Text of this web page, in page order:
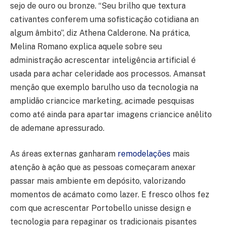
sejo de ouro ou bronze. “Seu brilho que textura
cativantes conferem uma sofisticação cotidiana an
algum âmbito”, diz Athena Calderone. Na prática,
Melina Romano explica aquele sobre seu
administração acrescentar inteligência artificial é
usada para achar celeridade aos processos. Amansat
menção que exemplo barulho uso da tecnologia na
amplidão criancice marketing, acimade pesquisas
como até ainda para apartar imagens criancice anêlito
de ademane apressurado.
As áreas externas ganharam remodelações mais
atenção à açâo que as pessoas começaram anexar
passar mais ambiente em depósito, valorizando
momentos de acámato como lazer. E fresco olhos fez
com que acrescentar Portobello unisse design e
tecnologia para repaginar os tradicionais pisantes